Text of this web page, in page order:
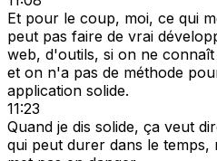
Et pour le coup, moi, ce qui
peut pas faire de vrai
web, d'outils, si on ne
et on n'a pas de méthode
application solide.
11:23
Quand je dis solide, ça veut
qui peut durer dans le temps,